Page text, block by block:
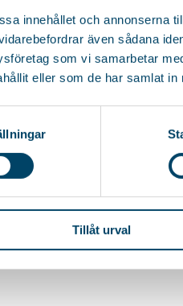
innehållet och annonserna
även sådana
som vi samarbetar
eller som de har samlat
Tillåt urval